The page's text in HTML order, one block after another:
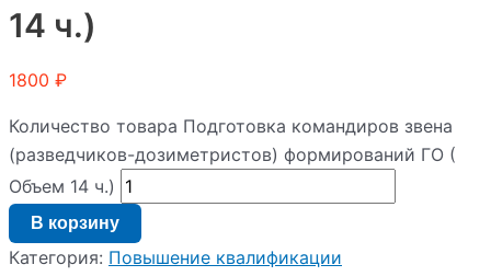
14 ч.)
1800 ₽
Количество товара Подготовка командиров звена
(разведчиков-дозиметристов) формирований ГО (
Объем 14 ч.)
В корзину
Категория: Повышение квалификации